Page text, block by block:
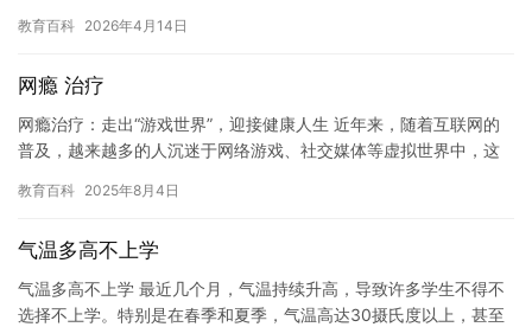
了所…
教育百科 2026年4月14日
网瘾 治疗
网瘾治疗：走出“游戏世界”，迎接健康人生 近年来，随着互联网的
普及，越来越多的人沉迷于网络游戏、社交媒体等虚拟世界中，这
教育百科 2025年8月4日
气温多高不上学
气温多高不上学 最近几个月，气温持续升高，导致许多学生不得不
选择不上学。特别是在春季和夏季，气温高达30摄氏度以上，甚至